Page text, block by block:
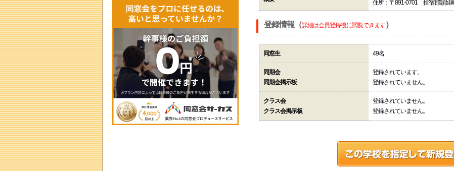
住所：〒891-0701 揖宿郡頴娃
登録情報（詳細は会員登録後に閲覧できます）
同窓生 49名
同期会
同期会掲示板
登録されています。
登録されていません。
クラス会
クラス会掲示板
登録されていません。
登録されていません。